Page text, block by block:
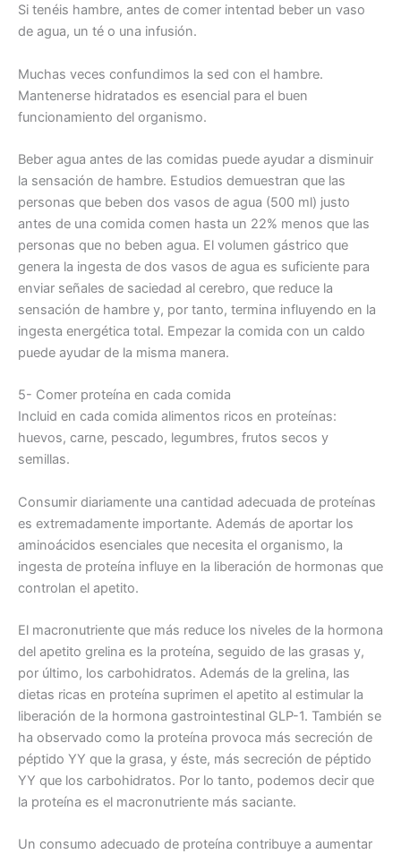
Si tenéis hambre, antes de comer intentad beber un vaso
de agua, un té o una infusión.
Muchas veces confundimos la sed con el hambre.
Mantenerse hidratados es esencial para el buen
funcionamiento del organismo.
Beber agua antes de las comidas puede ayudar a disminuir
la sensación de hambre. Estudios demuestran que las
personas que beben dos vasos de agua (500 ml) justo
antes de una comida comen hasta un 22% menos que las
personas que no beben agua. El volumen gástrico que
genera la ingesta de dos vasos de agua es suficiente para
enviar señales de saciedad al cerebro, que reduce la
sensación de hambre y, por tanto, termina influyendo en la
ingesta energética total. Empezar la comida con un caldo
puede ayudar de la misma manera.
5- Comer proteína en cada comida
Incluid en cada comida alimentos ricos en proteínas:
huevos, carne, pescado, legumbres, frutos secos y
semillas.
Consumir diariamente una cantidad adecuada de proteínas
es extremadamente importante. Además de aportar los
aminoácidos esenciales que necesita el organismo, la
ingesta de proteína influye en la liberación de hormonas que
controlan el apetito.
El macronutriente que más reduce los niveles de la hormona
del apetito grelina es la proteína, seguido de las grasas y,
por último, los carbohidratos. Además de la grelina, las
dietas ricas en proteína suprimen el apetito al estimular la
liberación de la hormona gastrointestinal GLP-1. También se
ha observado como la proteína provoca más secreción de
péptido YY que la grasa, y éste, más secreción de péptido
YY que los carbohidratos. Por lo tanto, podemos decir que
la proteína es el macronutriente más saciante.
Un consumo adecuado de proteína contribuye a aumentar